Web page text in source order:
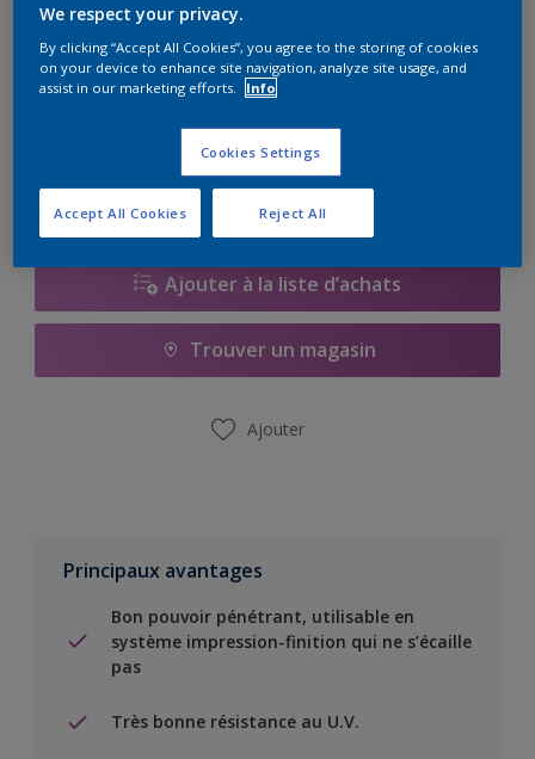
1L
Quantité Calculateur de peinture
Calculer
Ajouter à la liste d’achats
Trouver un magasin
Ajouter
Principaux avantages
Bon pouvoir pénétrant, utilisable en
système impression-finition qui ne s’écaille
pas
Très bonne résistance au U.V.
We respect your privacy.
By clicking “Accept All Cookies”, you agree to the storing of cookies
on your device to enhance site navigation, analyze site usage, and
assist in our marketing efforts.
Info
Cookies Settings
Reject All
Accept All Cookies